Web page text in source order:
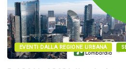
EVENTI DALLA REGIONE URBANA